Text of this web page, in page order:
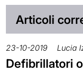
Articoli
23-10-2019 Lucia
Defibrillatori